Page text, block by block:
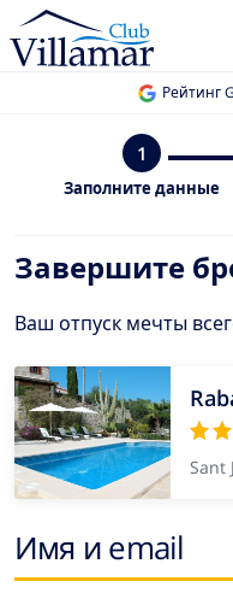
Рейтинг
1
Заполните данные
Завершите
Ваш отпуск мечты
Sant
Имя и email